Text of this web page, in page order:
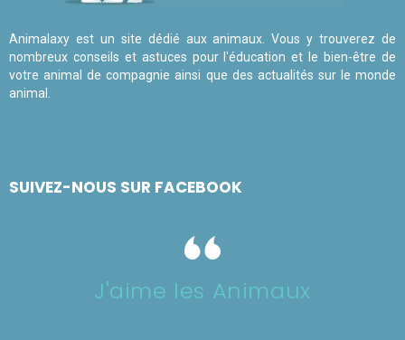
Animalaxy est un site dédié aux animaux. Vous y trouverez de
nombreux conseils et astuces pour l'éducation et le bien-être de
votre animal de compagnie ainsi que des actualités sur le monde
animal.
SUIVEZ-NOUS SUR FACEBOOK
J'aime les Animaux